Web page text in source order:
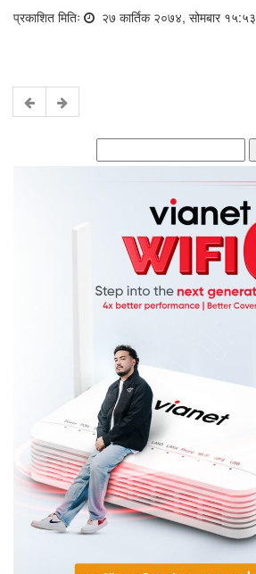
प्रकाशित मितिः २७ कार्तिक २०७४, सोमबार १५:५३
for: